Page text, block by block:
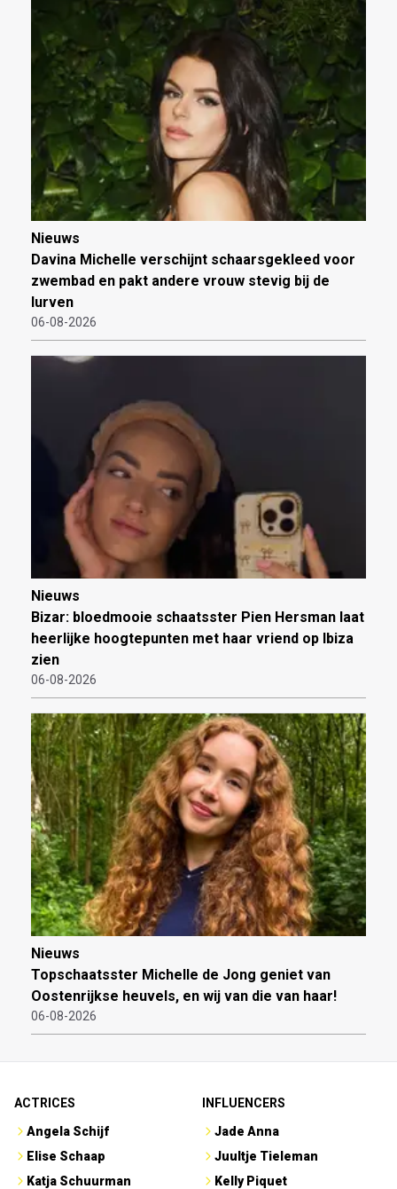
Nieuws
Davina Michelle verschijnt schaarsgekleed voor
zwembad en pakt andere vrouw stevig bij de
lurven
06-08-2026
Nieuws
Bizar: bloedmooie schaatsster Pien Hersman laat
heerlijke hoogtepunten met haar vriend op Ibiza
zien
06-08-2026
Nieuws
Topschaatsster Michelle de Jong geniet van
Oostenrijkse heuvels, en wij van die van haar!
06-08-2026
ACTRICES
Angela Schijf
Elise Schaap
Katja Schuurman
INFLUENCERS
Jade Anna
Juultje Tieleman
Kelly Piquet